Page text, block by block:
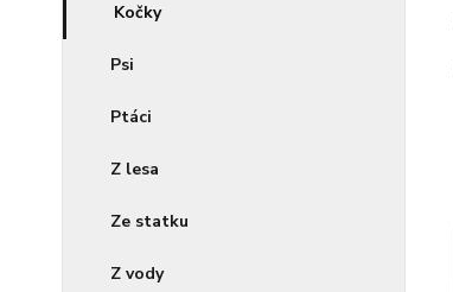
Kočky
Psi
Ptáci
Z lesa
Ze statku
Z vody